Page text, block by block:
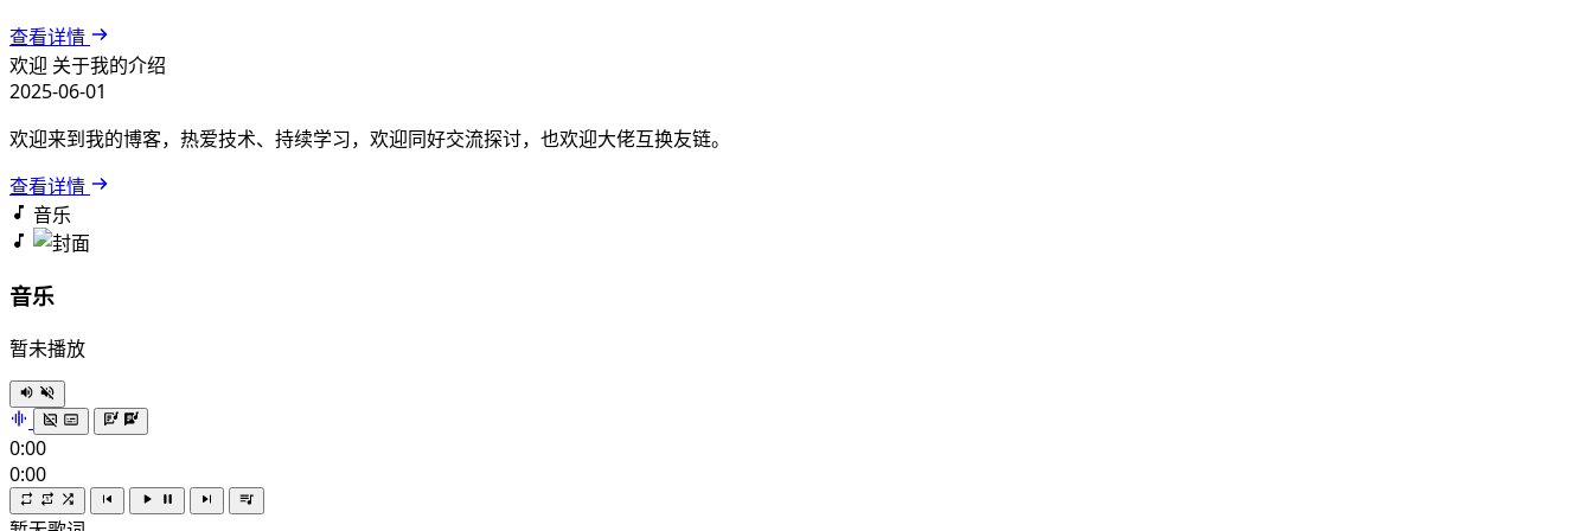
查看详情
欢迎 关于我的介绍
2025-06-01
欢迎来到我的博客，热爱技术、持续学习，欢迎同好交流探讨，也欢迎大佬互换友链。
查看详情
音乐
音乐
暂未播放
0:00
0:00